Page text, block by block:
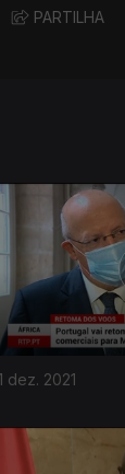
PARTILHA
dez. 2021